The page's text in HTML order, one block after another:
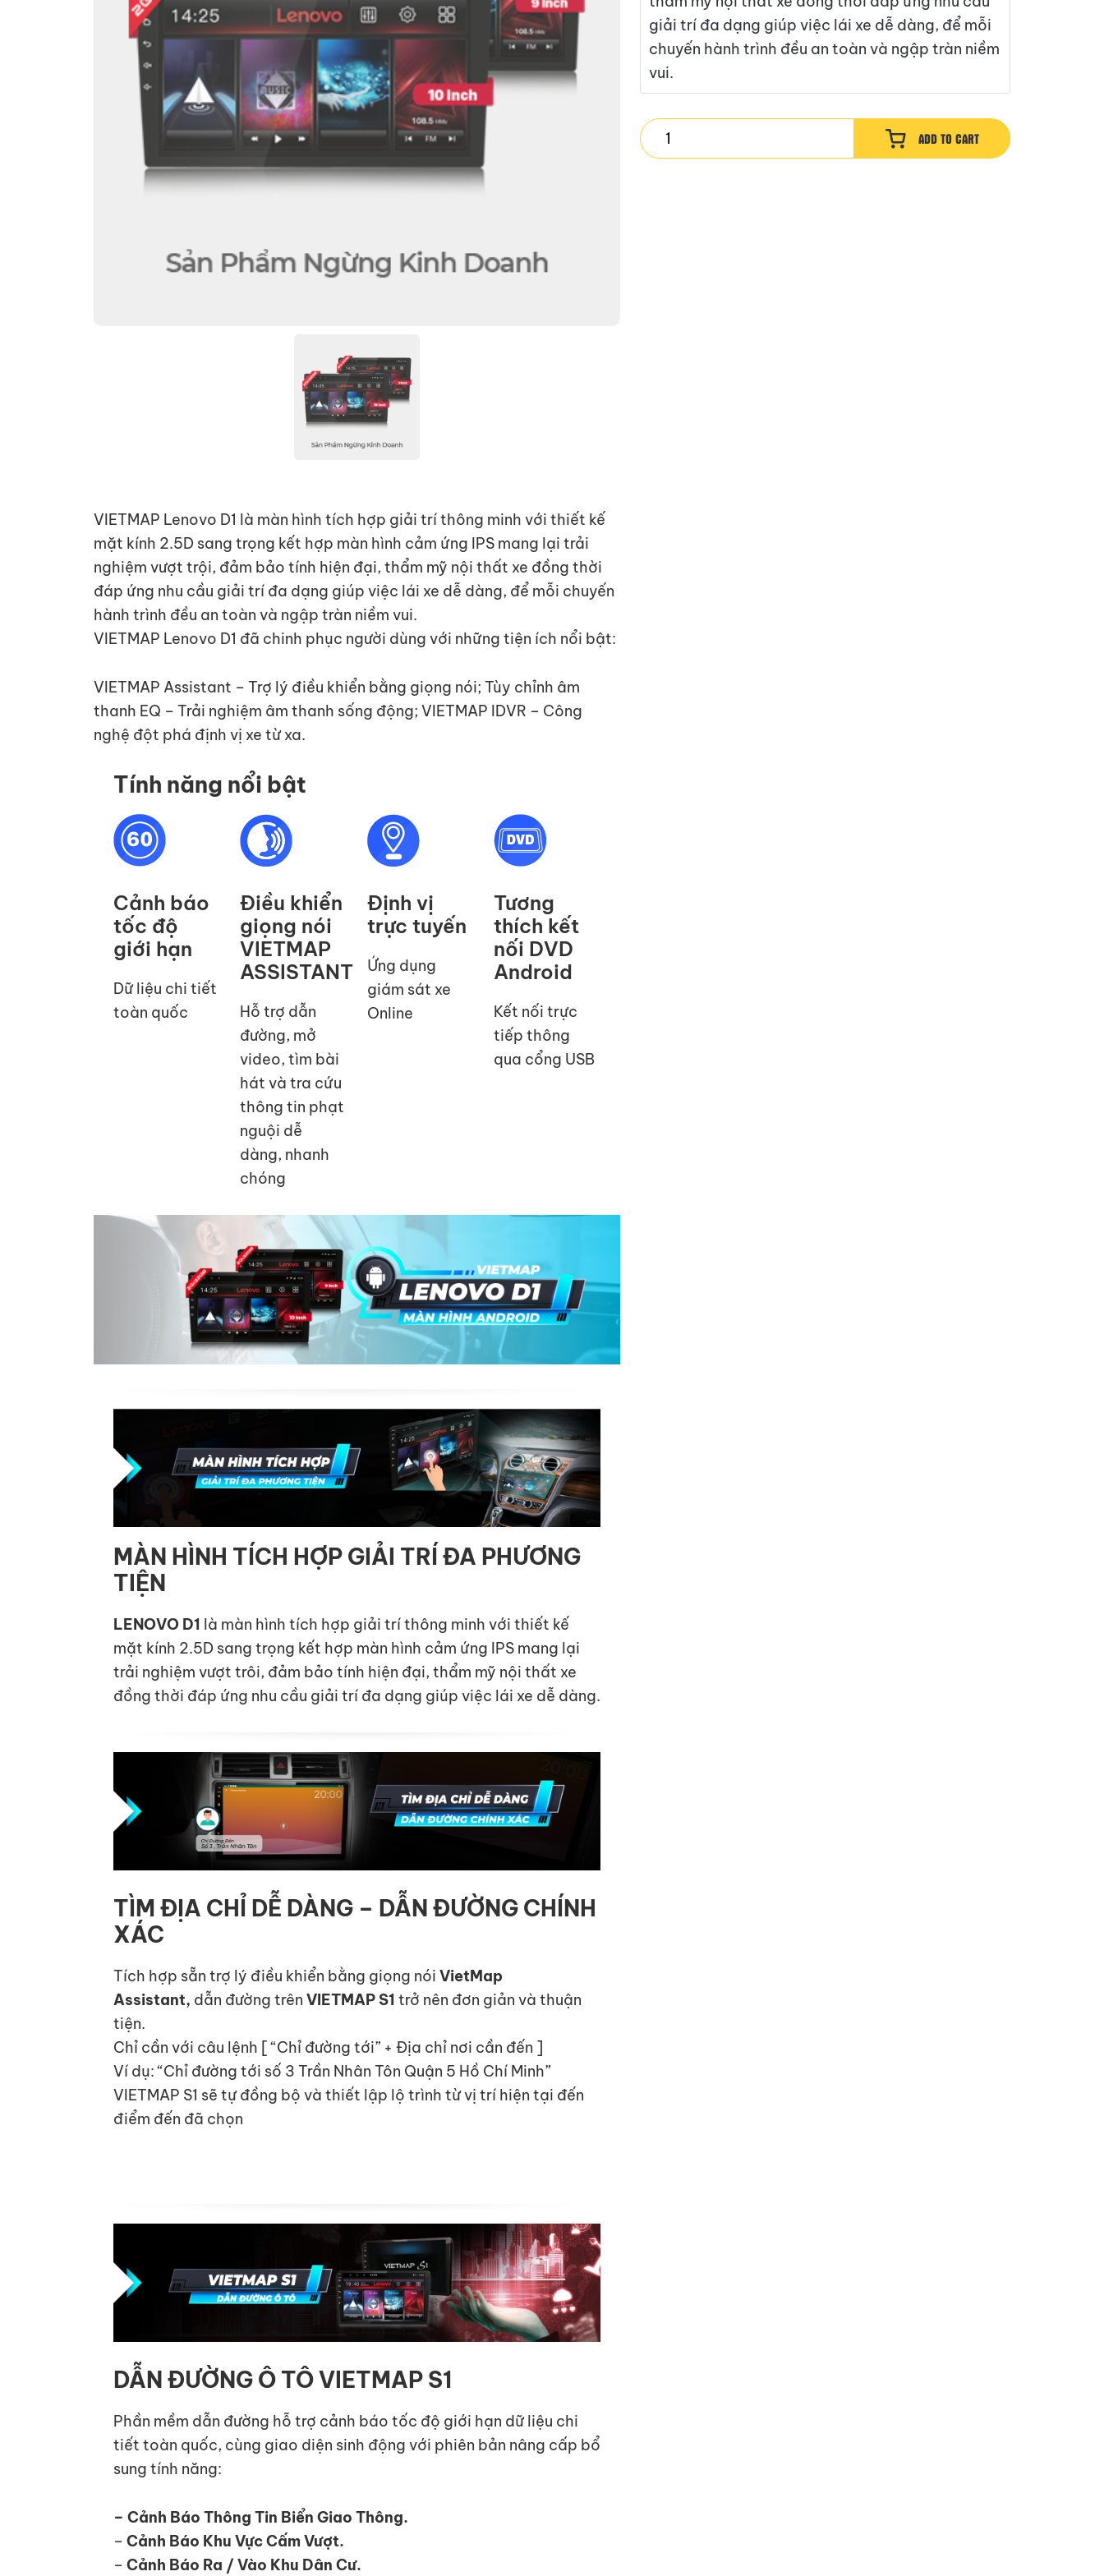
VIETMAP Lenovo D1 là màn hình tích hợp giải trí thông minh với thiết kế
mặt kính 2.5D sang trọng kết hợp màn hình cảm ứng IPS mang lại trải
nghiệm vượt trội, đảm bảo tính hiện đại, thẩm mỹ nội thất xe đồng thời
đáp ứng nhu cầu giải trí đa dạng giúp việc lái xe dễ dàng, để mỗi chuyến
hành trình đều an toàn và ngập tràn niềm vui.
VIETMAP Lenovo D1 đã chinh phục người dùng với những tiện ích nổi bật:
VIETMAP Assistant – Trợ lý điều khiển bằng giọng nói; Tùy chỉnh âm
thanh EQ – Trải nghiệm âm thanh sống động; VIETMAP IDVR – Công
nghệ đột phá định vị xe từ xa.
Tính năng nổi bật
Cảnh báo
tốc độ
giới hạn
Dữ liệu chi tiết
toàn quốc
Điều khiển
giọng nói
VIETMAP
ASSISTANT
Hỗ trợ dẫn
đường, mở
video, tìm bài
hát và tra cứu
thông tin phạt
nguội dễ
dàng, nhanh
chóng
Định vị
trực tuyến
Ứng dụng
giám sát xe
Online
Tương
thích kết
nối DVD
Android
Kết nối trực
tiếp thông
qua cổng USB
MÀN HÌNH TÍCH HỢP GIẢI TRÍ ĐA PHƯƠNG
TIỆN
LENOVO D1 là màn hình tích hợp giải trí thông minh với thiết kế
mặt kính 2.5D sang trọng kết hợp màn hình cảm ứng IPS mang lại
trải nghiệm vượt trôi, đảm bảo tính hiện đại, thẩm mỹ nội thất xe
đồng thời đáp ứng nhu cầu giải trí đa dạng giúp việc lái xe dễ dàng.
TÌM ĐỊA CHỈ DỄ DÀNG – DẪN ĐƯỜNG CHÍNH
XÁC
Tích hợp sẵn trợ lý điều khiển bằng giọng nói VietMap
Assistant, dẫn đường trên VIETMAP S1 trở nên đơn giản và thuận
tiện.
Chỉ cần với câu lệnh [ “Chỉ đường tới” + Địa chỉ nơi cần đến ]
Ví dụ: “Chỉ đường tới số 3 Trần Nhân Tôn Quận 5 Hồ Chí Minh”
VIETMAP S1 sẽ tự đồng bộ và thiết lập lộ trình từ vị trí hiện tại đến
điểm đến đã chọn
DẪN ĐƯỜNG Ô TÔ VIETMAP S1
Phần mềm dẫn đường hỗ trợ cảnh báo tốc độ giới hạn dữ liệu chi
tiết toàn quốc, cùng giao diện sinh động với phiên bản nâng cấp bổ
sung tính năng:
– Cảnh Báo Thông Tin Biển Giao Thông.
– Cảnh Báo Khu Vực Cấm Vượt.
– Cảnh Báo Ra / Vào Khu Dân Cư.
giải trí đa dạng giúp việc lái xe dễ dàng, để mỗi
chuyến hành trình đều an toàn và ngập tràn niềm
vui.
VIETMAP
LENOVO
ADD TO CART